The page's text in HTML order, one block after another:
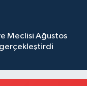
Meclisi Ağustos
gerçekleştirdi